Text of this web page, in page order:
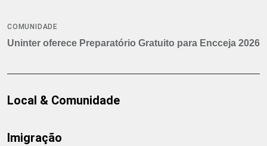
COMUNIDADE
Uninter oferece Preparatório Gratuito para Encceja 2026
Local & Comunidade
Imigração